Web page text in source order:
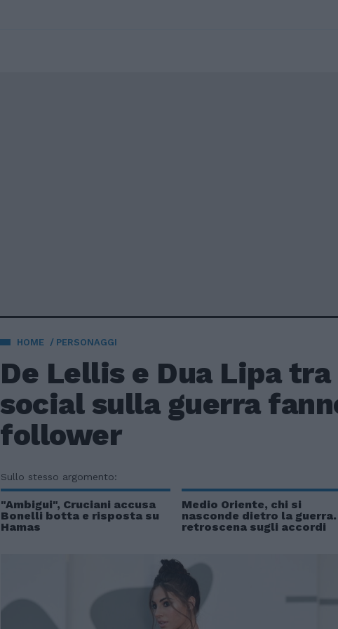
HOME PERSONAGGI
De Lellis e Dua Lipa
social sulla guerra
follower
Sullo stesso argomento:
"Ambigui", Cruciani accusa
Bonelli botta e risposta su
Hamas
Medio Oriente, chi si
nasconde dietro la
retroscena sugli accordi